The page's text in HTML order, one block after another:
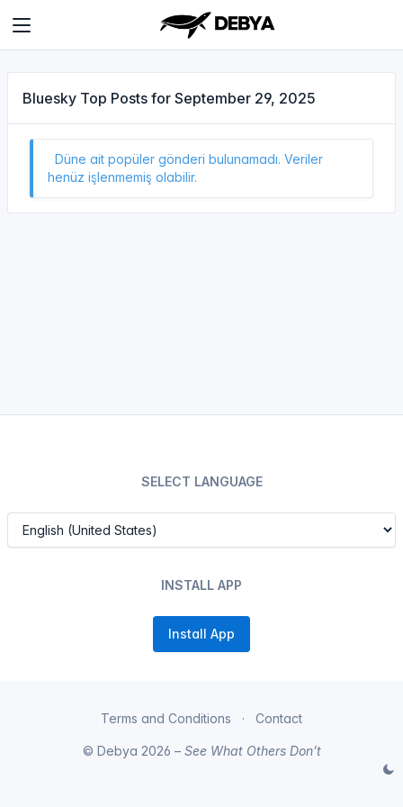
Bluesky Top Posts for September 29, 2025
Düne ait popüler gönderi bulunamadı. Veriler
henüz işlenmemiş olabilir.
SELECT LANGUAGE
INSTALL APP
Install App
Terms and Conditions Contact
© Debya 2026 – See What Others Don’t